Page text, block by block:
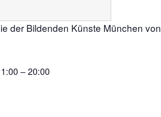
der Bildenden Künste München von
– 20:00